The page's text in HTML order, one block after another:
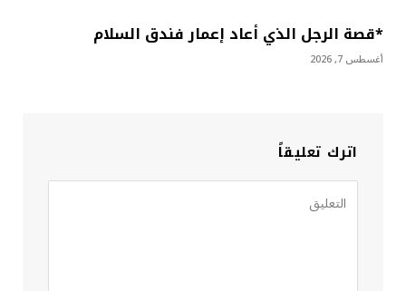
*قصة الرجل الذي أعاد إعمار فندق السلام
أغسطس 7, 2026
اترك تعليقاً